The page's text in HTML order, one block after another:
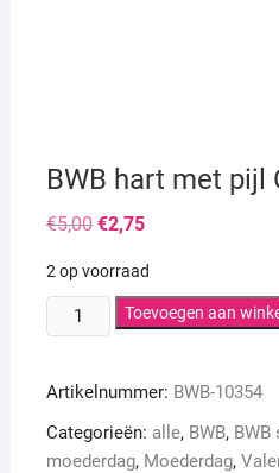
BWB hart met pijl
€5,00 Oorspronkelijke
prijs
€5,00.
€2,75Huidige
€2,75.
2 op voorraad
BWB
hart
pijl
OP=OP
aantal
Toevoegen aan
Artikelnummer: BWB-10354
Categorieën: alle, BWB, BWB
moederdag, Moederdag,